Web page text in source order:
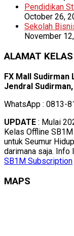
Pendidikan
October 26,
Sekolah
November
ALAMAT KELAS
FX Mall Sudirman
Jendral
WhatsApp : 0813-
UPDATE : Mulai
Kelas Offline
untuk Seumur
darimana saja. Info
SB1M Subscription
MAPS